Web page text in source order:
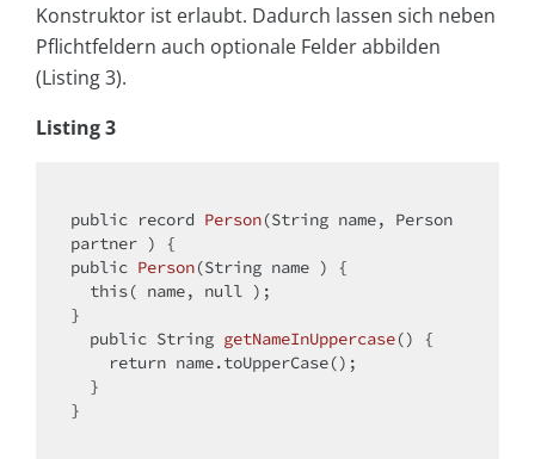
Konstruktor ist erlaubt. Dadurch lassen sich neben
Pflichtfeldern auch optionale Felder abbilden
(Listing 3).
Listing 3
public record Person(String name, Person
partner )
public Person(String name )
{
this( name, null );
}
public String getNameInUppercase()
{
return name.toUpperCase();
}